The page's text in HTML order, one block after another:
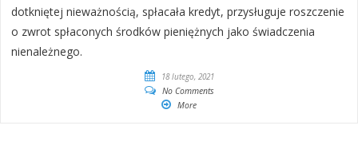
dotkniętej nieważnością, spłacała kredyt, przysługuje roszczenie
o zwrot spłaconych środków pieniężnych jako świadczenia
nienależnego.
18 lutego, 2021
No Comments
More